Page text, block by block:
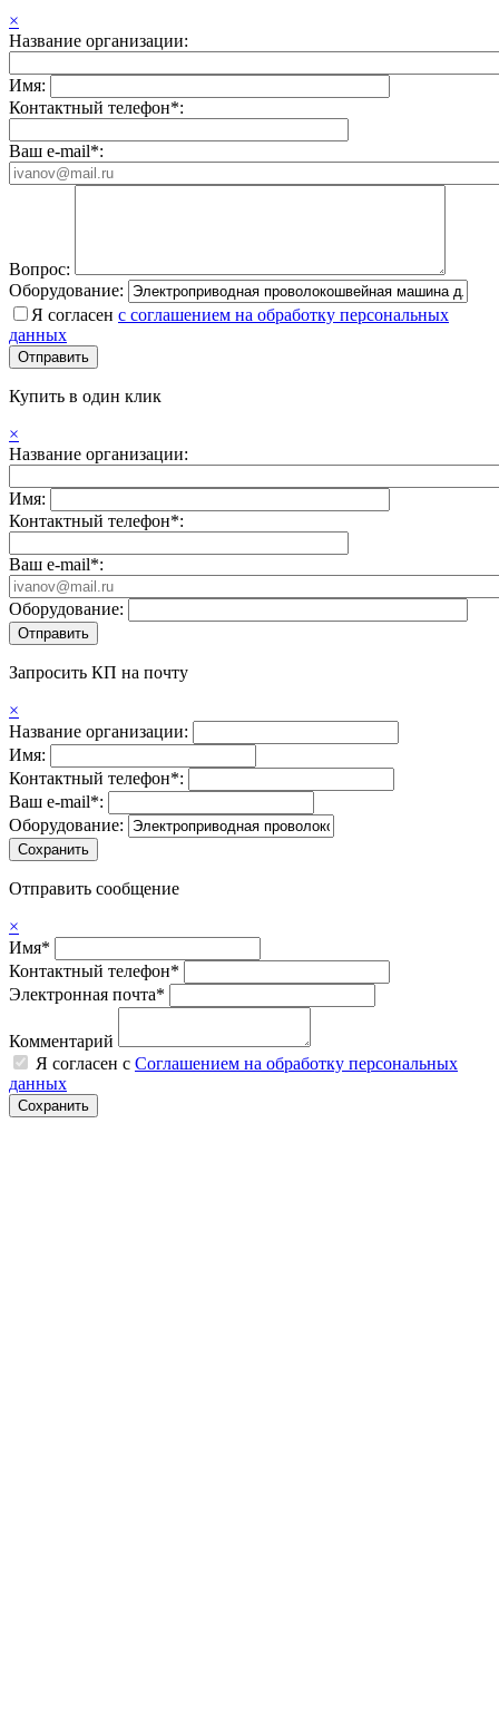
×
Название организации:
Имя:
Контактный телефон*:
Ваш e-mail*:
Вопрос:
Оборудование:
Я согласен с соглашением на обработку персональных
данных
Купить в один клик
×
Название организации:
Имя:
Контактный телефон*:
Ваш e-mail*:
Оборудование:
Запросить КП на почту
×
Название организации:
Имя:
Контактный телефон*:
Ваш e-mail*:
Оборудование:
Отправить сообщение
×
Имя*
Контактный телефон*
Электронная почта*
Комментарий
Я согласен с Соглашением на обработку персональных
данных